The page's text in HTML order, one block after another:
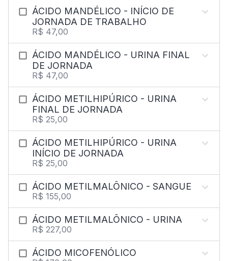
ÁCIDO MANDÉLICO - INÍCIO DE
JORNADA DE TRABALHO
R$ 47,00
ÁCIDO MANDÉLICO - URINA FINAL
DE JORNADA
R$ 47,00
ÁCIDO METILHIPÚRICO - URINA
FINAL DE JORNADA
R$ 25,00
ÁCIDO METILHIPÚRICO - URINA
INÍCIO DE JORNADA
R$ 25,00
ÁCIDO METILMALÔNICO - SANGUE
R$ 155,00
ÁCIDO METILMALÔNICO - URINA
R$ 227,00
ÁCIDO MICOFENÓLICO